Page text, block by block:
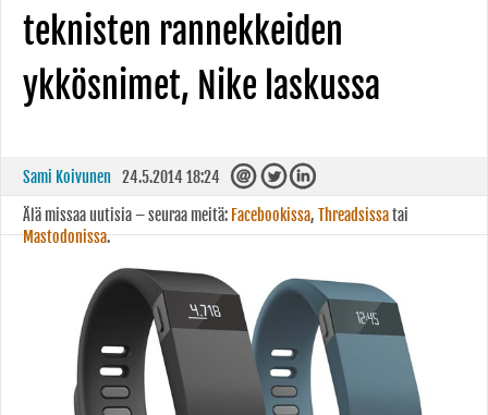
teknisten rannekkeiden
ykkösnimet, Nike laskussa
Sami Koivunen 24.5.2014 18:24
Älä missaa uutisia – seuraa meitä: Facebookissa, Threadsissatai
Mastodonissa.